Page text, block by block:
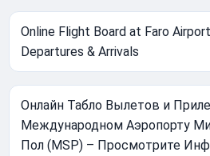
Online Flight Board at Faro
Departures & Arrivals
Онлайн Табло Вылетов и
Международном Аэропорту
Пол (MSP) – Просмотрите